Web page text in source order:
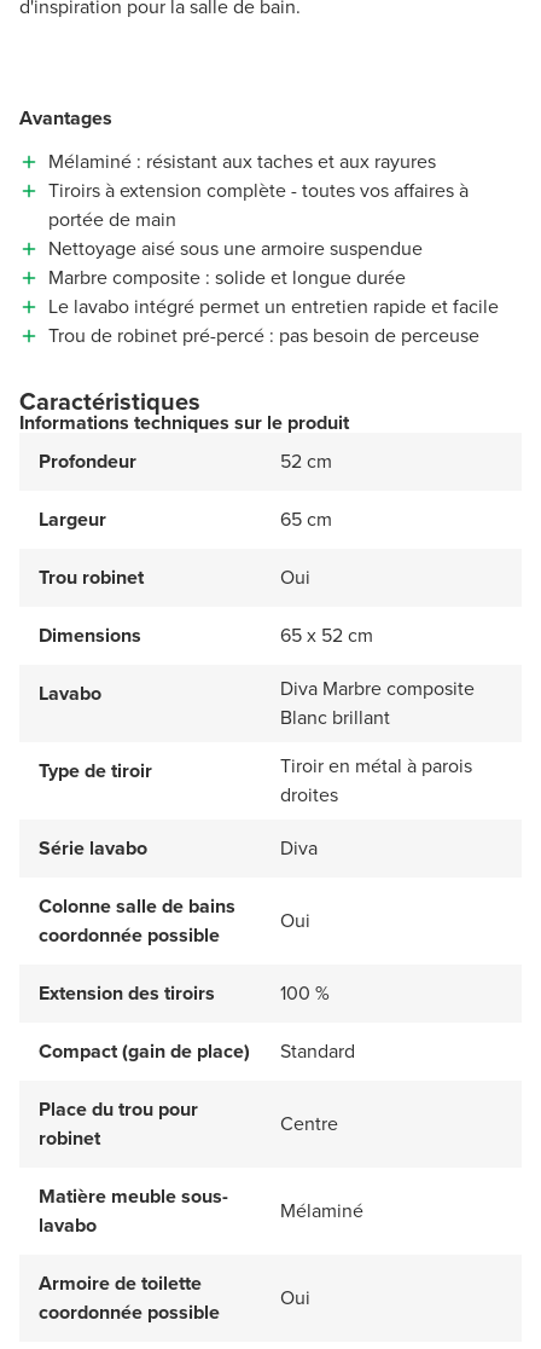
d'inspiration pour la salle de bain.
Avantages
Mélaminé : résistant aux taches et aux rayures
Tiroirs à extension complète - toutes vos affaires à
portée de main
Nettoyage aisé sous une armoire suspendue
Marbre composite : solide et longue durée
Le lavabo intégré permet un entretien rapide et facile
Trou de robinet pré-percé : pas besoin de perceuse
Caractéristiques
Informations techniques sur le produit
Profondeur
52 cm
Largeur 65 cm
Trou robinet Oui
Dimensions 65 x 52 cm
Lavabo
Diva Marbre composite
Blanc brillant
Type de tiroir
Tiroir en métal à parois
droites
Série lavabo
Diva
Colonne salle de bains
coordonnée possible
Oui
Extension des tiroirs 100 %
Compact (gain de place) Standard
Place du trou pour
robinet
Centre
Matière meuble sous-
lavabo
Mélaminé
Armoire de toilette
coordonnée possible
Oui